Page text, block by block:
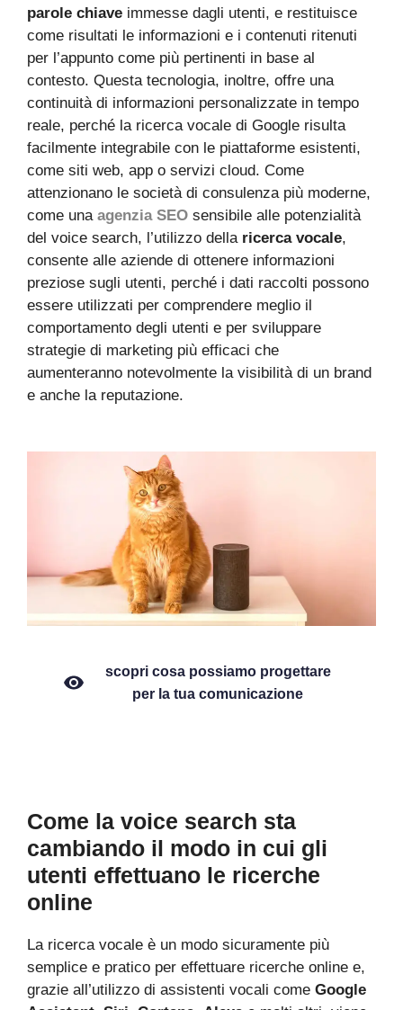
parole chiave immesse dagli utenti, e restituisce
come risultati le informazioni e i contenuti ritenuti
per l’appunto come più pertinenti in base al
contesto. Questa tecnologia, inoltre, offre una
continuità di informazioni personalizzate in tempo
reale, perché la ricerca vocale di Google risulta
facilmente integrabile con le piattaforme esistenti,
come siti web, app o servizi cloud. Come
attenzionano le società di consulenza più moderne,
come una agenzia SEO sensibile alle potenzialità
del voice search, l’utilizzo della ricerca vocale,
consente alle aziende di ottenere informazioni
preziose sugli utenti, perché i dati raccolti possono
essere utilizzati per comprendere meglio il
comportamento degli utenti e per sviluppare
strategie di marketing più efficaci che
aumenteranno notevolmente la visibilità di un brand
e anche la reputazione.
scopri cosa possiamo progettare
per la tua comunicazione
Come la voice search sta
cambiando il modo in cui gli
utenti effettuano le ricerche
online
La ricerca vocale è un modo sicuramente più
semplice e pratico per effettuare ricerche online e,
grazie all’utilizzo di assistenti vocali come Google